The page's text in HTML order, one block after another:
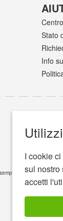
I cookie
sul nostro
accetti
Stato
Info
il vostro medico o